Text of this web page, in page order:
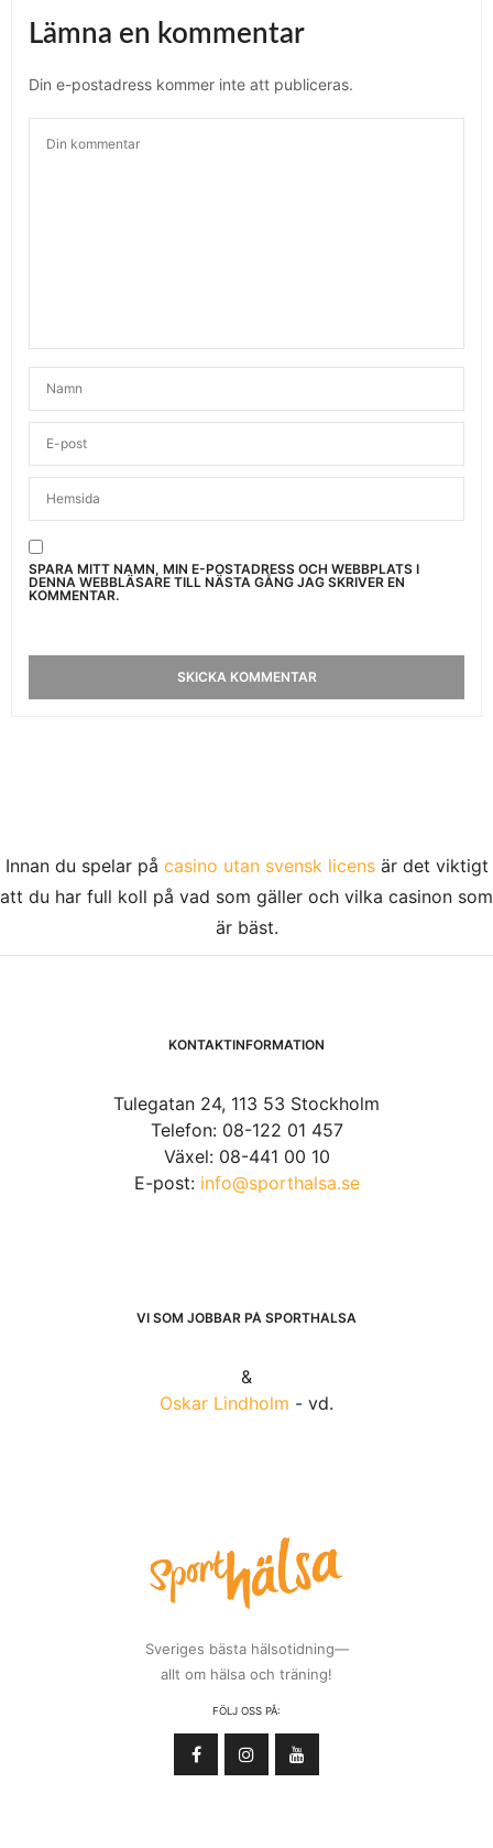
Lämna en kommentar
Din e-postadress kommer inte att publiceras.
SPARA MITT NAMN, MIN E-POSTADRESS OCH WEBBPLATS I
DENNA WEBBLÄSARE TILL NÄSTA GÅNG JAG SKRIVER EN
KOMMENTAR.
Innan du spelar på casino utan svensk licensär det viktigt
att du har full koll på vad som gäller och vilka casinon som
är bäst.
KONTAKTINFORMATION
Tulegatan 24, 113 53 Stockholm
Telefon: 08-122 01 457
Växel: 08-441 00 10
E-post: info@sporthalsa.se
VI SOM JOBBAR PÅ SPORTHÄLSA
&
Oskar Lindholm - vd.
Sveriges bästa hälsotidning—
allt om hälsa och träning!
FÖLJ OSS PÅ: